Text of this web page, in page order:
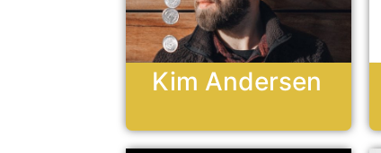
Kim Andersen